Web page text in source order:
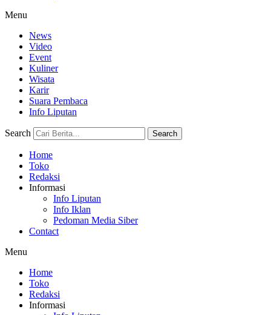
Menu
News
Video
Event
Kuliner
Wisata
Karir
Suara Pembaca
Info Liputan
Search Search
Home
Toko
Redaksi
Informasi
Info Liputan
Info Iklan
Pedoman Media Siber
Contact
Menu
Home
Toko
Redaksi
Informasi